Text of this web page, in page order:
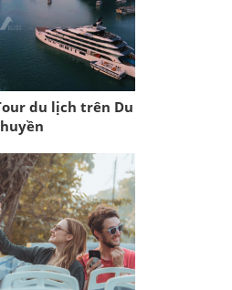
du lịch trên Du